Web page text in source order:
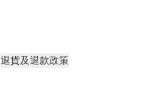
退貨及退款政策